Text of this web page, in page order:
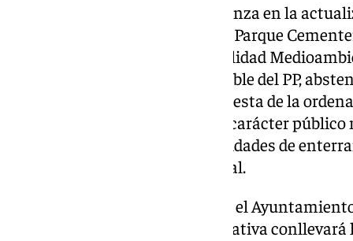
avanza en la
2024 por la empresa municipal Parque
Comisión de Pleno de Sostenibilidad
forma inicial (con el voto favorable del PP,
de PSOE y Con Málaga) la propuesta de la
prestaciones patrimoniales de carácter
de servicios de cementerios, unidades de
funerarios de carácter municipal.
Así lo han dado a conocer desde el
que detallan que la nueva normativa